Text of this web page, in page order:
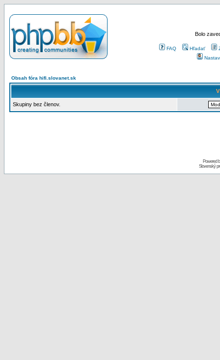
Bolo
FAQ Hľadať
Obsah fóra hifi.slovanet.sk
Skupiny bez členov.
Powered
Slovenský